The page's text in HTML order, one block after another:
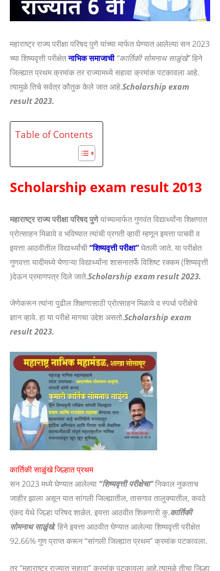
महाराष्ट्र राज्य परीक्षा परिषद पुणे यांच्या मार्फत घेण्यात आलेल्या सन 2023
च्या शिष्यवृत्ती परीक्षेतनाभिक समाजाची “कार्तिकी सोमनाथ साळुंखे”हिने
जिल्ह्यात प्रथम क्रमांक तर राज्यामध्ये सहावा क्रमांक पटकावला आहे.
त्यामुळे तिचे सर्वत्र कौतुक केले जात आहे.Scholarship exam
result 2023.
Table of Contents
Scholarship exam result 2013
महाराष्ट्र राज्य परीक्षा परिषद पुणेयांच्यामार्फत गुणवंत विद्यार्थ्यांना शिक्षणात
प्रोत्साहन मिळावे व भविष्यात त्यांची प्रगती व्हावी म्हणून इयत्ता पाचवी व
इयत्ता आठवीतील विद्यार्थ्यांची“शिष्यवृत्ती परीक्षा”घेतली जाते. या परीक्षेत
गुणवत्ता यादीमध्ये येणाऱ्या विद्यार्थ्यांना शासनातर्फे विशिष्ट रक्कम (शिष्यवृत्ती
)देऊन प्रमाणपत्र दिले जाते.Scholarship exam result 2023.
जेणेकरून त्यांना पुढील शिक्षणासाठी प्रोत्साहन मिळावे व स्पर्धा परीक्षेचे
ज्ञान व्हावे. हा या परीक्षे मागचा उद्देश असतो.Scholarship exam
result 2023.
कार्तिकी साळुंखे जिल्हात प्रथम
सन 2023 मध्ये घेण्यात आलेल्या “शिष्यवृत्ती परीक्षेचा”निकाल नुकताच
जाहीर झाला असून यात सांगली जिल्ह्यातील, तासगाव तालुक्यातील, कवठे
एंकद येथे जिल्हा परिषद शाळेत. इयत्ता आठवीत शिकणारी कु.कार्तिकी
सोमनाथ साळुंखे. हिने इयत्ता आठवीत घेण्यात आलेल्या शिष्यवृत्ती परीक्षेत
92.66% गुण प्राप्त करून “सांगली जिल्ह्यात प्रथम” क्रमांक पटकावला.
तर “महाराष्ट्र राज्यात सहावा” क्रमांक पटकावला आहे.त्यामुळे तीचा जिल्हा